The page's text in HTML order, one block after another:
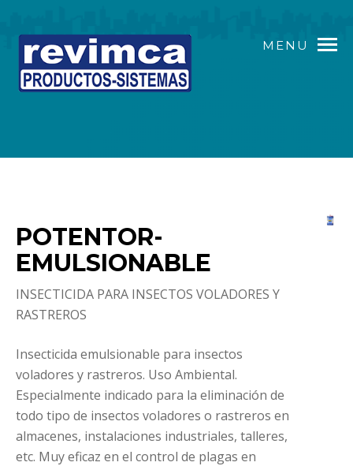
MENU
POTENTOR-
EMULSIONABLE
INSECTICIDA PARA INSECTOS VOLADORES Y
RASTREROS
Insecticida emulsionable para insectos
voladores y rastreros. Uso Ambiental.
Especialmente indicado para la eliminación de
todo tipo de insectos voladores o rastreros en
almacenes, instalaciones industriales, talleres,
etc. Muy eficaz en el control de plagas en